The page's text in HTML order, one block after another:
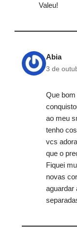
Valeu!
Abia
3 de
Que
ao meu
tenho
vcs
que o
Fiquei
novas
aguardar